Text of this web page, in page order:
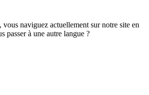
naviguez actuellement sur notre site en
passer à une autre langue ?